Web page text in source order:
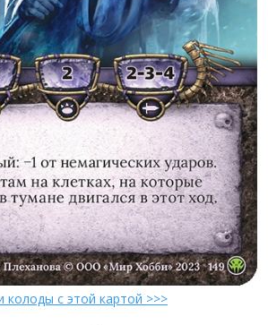
колоды с этой картой >>>